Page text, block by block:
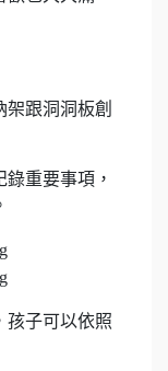
跟洞洞板創
重要事項，
孩子可以依照